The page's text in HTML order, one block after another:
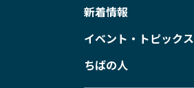
新着情報
イベント・トピックス
ちばの人